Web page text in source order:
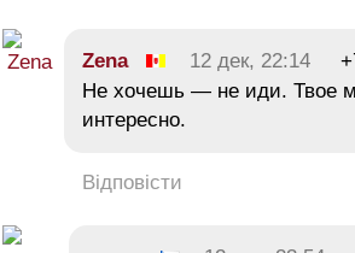
Zena 12 дек, 22:14
Не хочешь — не иди. Твое
интересно.
Відповісти